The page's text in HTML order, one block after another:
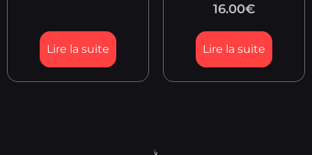
Lire la suite
16.00€
Lire la suite